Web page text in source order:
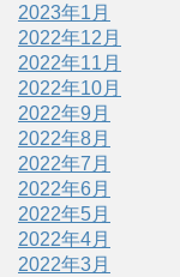
2023年1月
2022年12月
2022年11月
2022年10月
2022年9月
2022年8月
2022年7月
2022年6月
2022年5月
2022年4月
2022年3月